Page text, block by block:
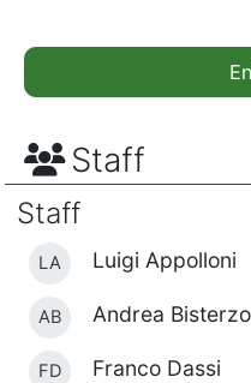
Staff
Staff
LA Luigi Appolloni
AB Andrea Bisterzo
FD Franco Dassi